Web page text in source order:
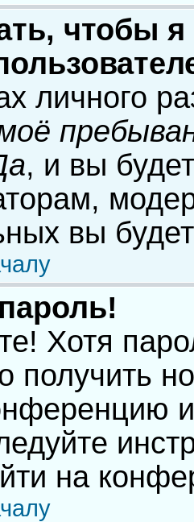
чтобы
личного
, и вы
вы
Хотя
получить
на